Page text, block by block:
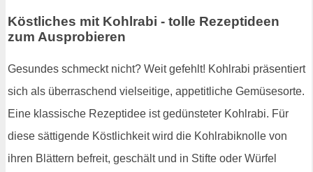
Köstliches mit Kohlrabi - tolle Rezeptideen
zum Ausprobieren
Gesundes schmeckt nicht? Weit gefehlt! Kohlrabi präsentiert
sich als überraschend vielseitige, appetitliche Gemüsesorte.
Eine klassische Rezeptidee ist gedünsteter Kohlrabi. Für
diese sättigende Köstlichkeit wird die Kohlrabiknolle von
ihren Blättern befreit, geschält und in Stifte oder Würfel